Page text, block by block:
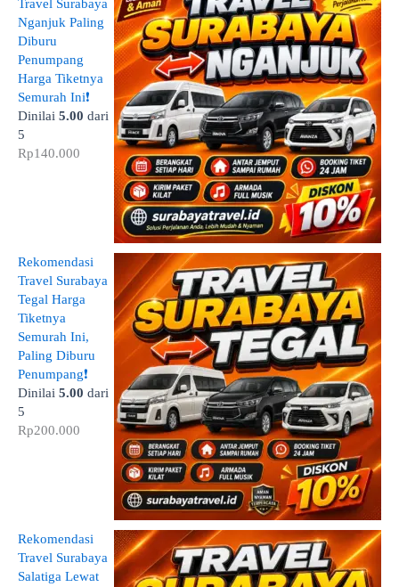
Travel Surabaya
Nganjuk Paling
Diburu
Penumpang
Harga Tiketnya
Semurah Ini❗
Dinilai 5.00 dari
5
Rp140.000
Rekomendasi
Travel Surabaya
Tegal Harga
Tiketnya
Semurah Ini,
Paling Diburu
Penumpang❗
Dinilai 5.00 dari
5
Rp200.000
Rekomendasi
Travel Surabaya
Salatiga Lewat